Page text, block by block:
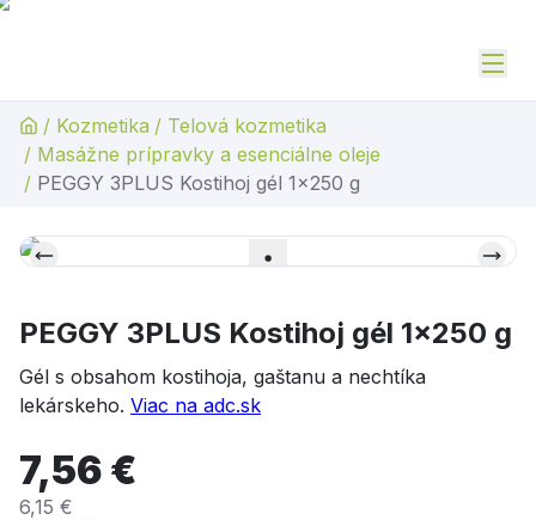
/ Kozmetika / Telová kozmetika
/ Masážne prípravky a esenciálne oleje
/ PEGGY 3PLUS Kostihoj gél 1x250 g
PEGGY 3PLUS Kostihoj gél 1x250 g
Gél s obsahom kostihoja, gaštanu a nechtíka
lekárskeho. Viac na adc.sk
7,56 €
6,15 €